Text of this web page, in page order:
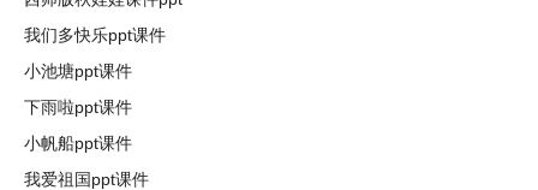
我们多快乐ppt课件
小池塘ppt课件
下雨啦ppt课件
小帆船ppt课件
我爱祖国ppt课件